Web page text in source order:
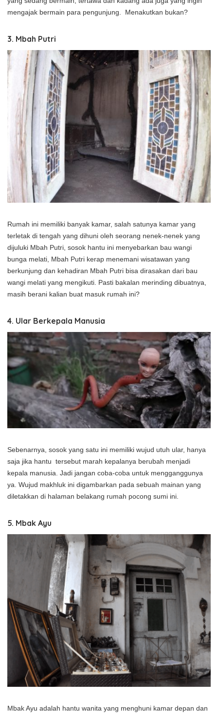
mengajak bermain para pengunjung. Menakutkan bukan?
3. Mbah Putri
Rumah ini memiliki banyak kamar, salah satunya kamar yang
terletak di tengah yang dihuni oleh seorang nenek-nenek yang
dijuluki Mbah Putri, sosok hantu ini menyebarkan bau wangi
bunga melati, Mbah Putri kerap menemani wisatawan yang
berkunjung dan kehadiran Mbah Putri bisa dirasakan dari bau
wangi melati yang mengikuti. Pasti bakalan merinding dibuatnya,
masih berani kalian buat masuk rumah ini?
4. Ular Berkepala Manusia
Sebenarnya, sosok yang satu ini memiliki wujud utuh ular, hanya
saja jika hantu tersebut marah kepalanya berubah menjadi
kepala manusia. Jadi jangan coba-coba untuk mengganggunya
ya. Wujud makhluk ini digambarkan pada sebuah mainan yang
diletakkan di halaman belakang rumah pocong sumi ini.
5. Mbak Ayu
Mbak Ayu adalah hantu wanita yang menghuni kamar depan dan